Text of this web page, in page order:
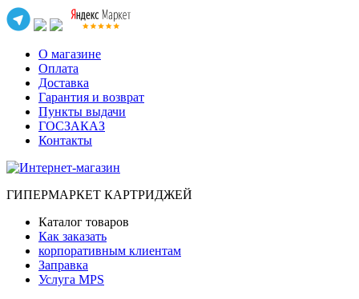
О магазине
Оплата
Доставка
Гарантия и возврат
Пункты выдачи
ГОСЗАКАЗ
Контакты
ГИПЕРМАРКЕТ КАРТРИДЖЕЙ
Каталог товаров
Как заказать
корпоративным клиентам
Заправка
Услуга MPS